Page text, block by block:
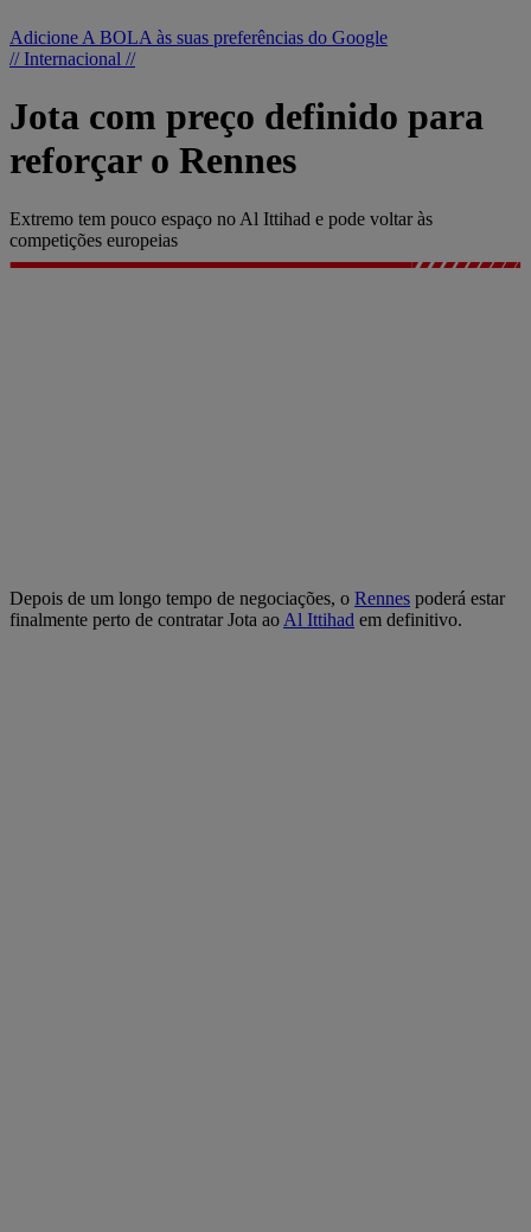
Adicione A BOLA às suas preferências do Google
// Internacional //
Jota com preço definido para
reforçar o Rennes
Extremo tem pouco espaço no Al Ittihad e pode voltar às
competições europeias
Depois de um longo tempo de negociações, o Rennes poderá estar
finalmente perto de contratar Jota ao Al Ittihad em definitivo.